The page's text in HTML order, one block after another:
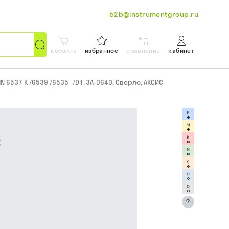
b2b@instrumentgroup.ru
корзина избранное сравнение кабинет
6537 K /6539 /6535 /D1-3A-0640, Сверло, АКСИС
?